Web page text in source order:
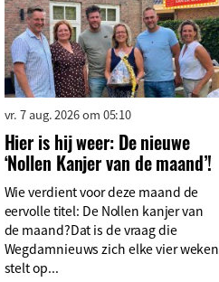
vr. 7 aug. 2026 om 05:10
Hier is hij weer: De nieuwe
‘Nollen Kanjer van de maand’!
Wie verdient voor deze maand de
eervolle titel: De Nollen kanjer van
de maand?Dat is de vraag die
Wegdamnieuws zich elke vier weken
stelt op...